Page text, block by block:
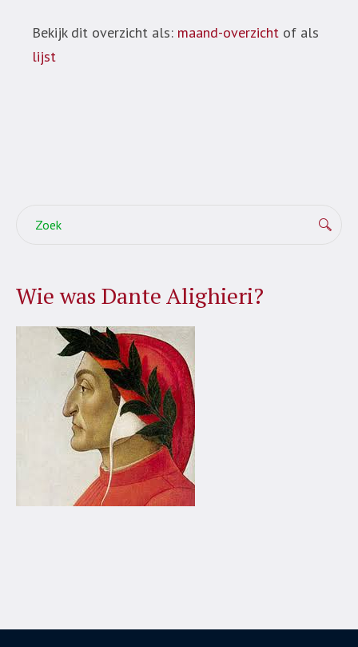
Bekijk dit overzicht als: maand-overzicht of als
lijst
Wie was Dante Alighieri?